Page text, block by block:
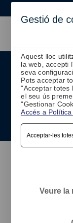
demanda
SOL·LICITA
Gestió de
Aquest lloc
la web, accepti
seva
Pots acceptar
"Acceptar totes
el seu ús
"Gestionar
Accés a
Acceptar-les
Veure